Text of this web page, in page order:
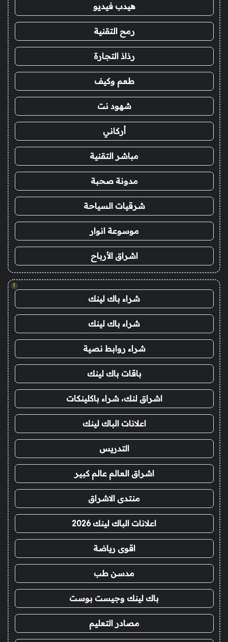
هيدب فيديو
رمح التقنية
رذاذ التجارة
طعم وكيف
شهود نت
أركاني
مباشر التقنية
مدونة صحبة
شرقيات السياحة
موسوعة انوار
اشراق الأرباح
!
شراء باك لينك
شراء باك لينك
شراء روابط نصية
باقات باك لينك
اشراق لنك، شراء باكلينكات
اعلانات الباك لينك
التدريس
اشراق العالم عالم كبير
منتدى الاشراق
اعلانات الباك لينك 2026
اقوى رياضة
مدسن طب
باك لينك وجيست بوست
مصادر التعليم